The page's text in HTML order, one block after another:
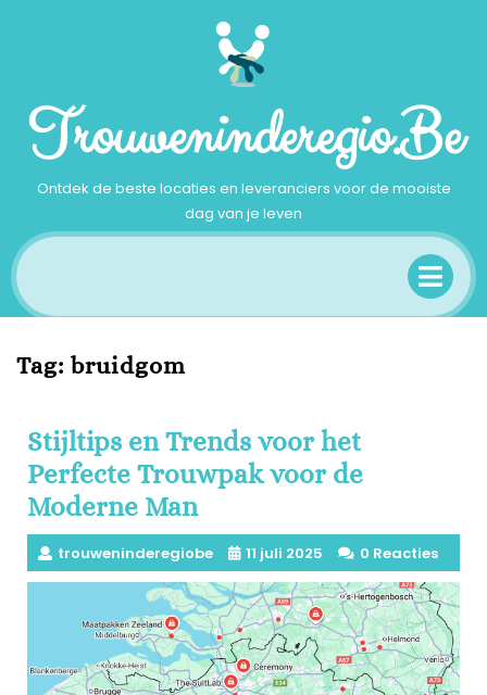
Trouweninderegio.be
Ontdek de beste locaties en leveranciers voor de mooiste
dag van je leven
Tag: bruidgom
Stijltips en Trends voor het
Perfecte Trouwpak voor de
Moderne Man
trouweninderegiobe 11 juli 2025 0 Reacties